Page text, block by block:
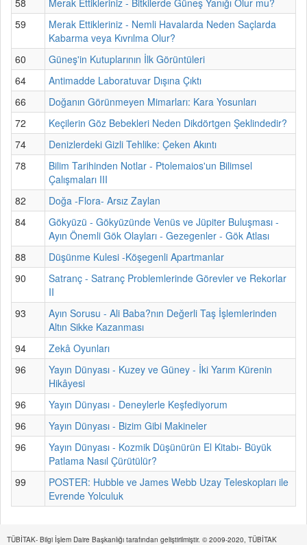
59
Merak Ettikleriniz - Nemli Havalarda Neden Saçlarda
Kabarma veya Kıvrılma Olur?
60
Güneş'in Kutuplarının İlk Görüntüleri
64
Antimadde Laboratuvar Dışına Çıktı
66
Doğanın Görünmeyen Mimarları: Kara Yosunları
72
Keçilerin Göz Bebekleri Neden Dikdörtgen Şeklindedir?
74
Denizlerdeki Gizli Tehlike: Çeken Akıntı
78
Bilim Tarihinden Notlar - Ptolemaios'un Bilimsel
Çalışmaları III
82
Doğa -Flora- Arsız Zaylan
84
Gökyüzü - Gökyüzünde Venüs ve Jüpiter Buluşması -
Ayın Önemli Gök Olayları - Gezegenler - Gök Atlası
88
Düşünme Kulesi -Köşegenli Apartmanlar
90
Satranç - Satranç Problemlerinde Görevler ve Rekorlar
II
93
Ayın Sorusu - Ali Baba?nın Değerli Taş İşlemlerinden
Altın Sikke Kazanması
94
Zekâ Oyunları
96
Yayın Dünyası - Kuzey ve Güney - İki Yarım Kürenin
Hikâyesi
96
Yayın Dünyası - Deneylerle Keşfediyorum
96
Yayın Dünyası - Bizim Gibi Makineler
96
Yayın Dünyası - Kozmik Düşünürün El Kitabı- Büyük
Patlama Nasıl Çürütülür?
99
POSTER: Hubble ve James Webb Uzay Teleskopları ile
Evrende Yolculuk
TÜBİTAK- Bilgi İşlem Daire Başkanlığı tarafından geliştirilmiştir. © 2009-2020, TÜBİTAK